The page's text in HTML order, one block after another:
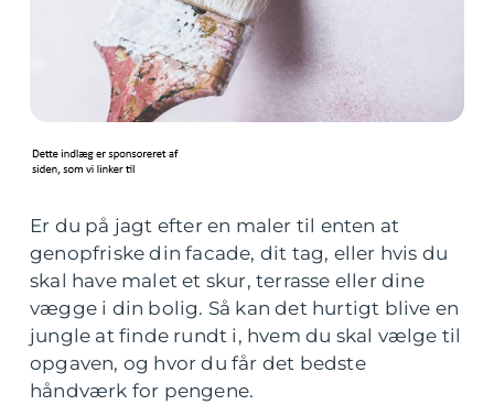
Er du på jagt efter en maler til enten at
genopfriske din facade, dit tag, eller hvis du
skal have malet et skur, terrasse eller dine
vægge i din bolig. Så kan det hurtigt blive en
jungle at finde rundt i, hvem du skal vælge til
opgaven, og hvor du får det bedste
håndværk for pengene.